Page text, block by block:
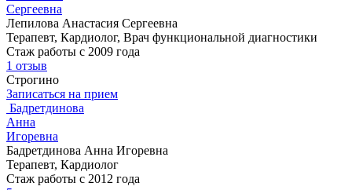
Сергеевна
Лепилова Анастасия Сергеевна
Терапевт, Кардиолог, Врач функциональной диагностики
Стаж работы с 2009 года
1 отзыв
Строгино
Записаться на прием
Бадретдинова
Анна
Игоревна
Бадретдинова Анна Игоревна
Терапевт, Кардиолог
Стаж работы с 2012 года